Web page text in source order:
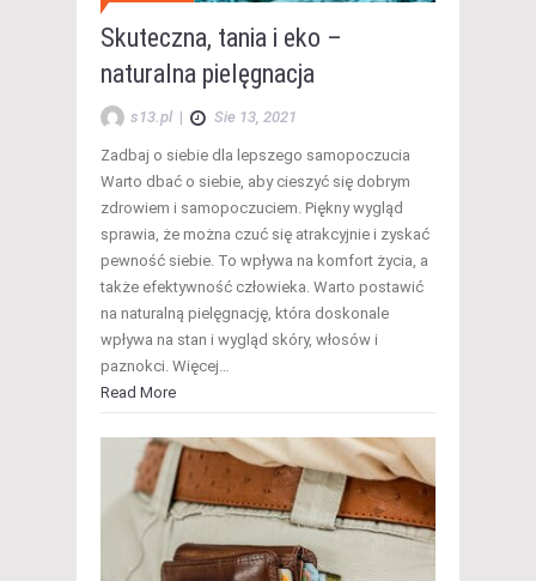
Skuteczna, tania i eko –
naturalna pielęgnacja
s13.pl | Sie 13, 2021
Zadbaj o siebie dla lepszego samopoczucia
Warto dbać o siebie, aby cieszyć się dobrym
zdrowiem i samopoczuciem. Piękny wygląd
sprawia, że można czuć się atrakcyjnie i zyskać
pewność siebie. To wpływa na komfort życia, a
także efektywność człowieka. Warto postawić
na naturalną pielęgnację, która doskonale
wpływa na stan i wygląd skóry, włosów i
paznokci. Więcej…
Read More